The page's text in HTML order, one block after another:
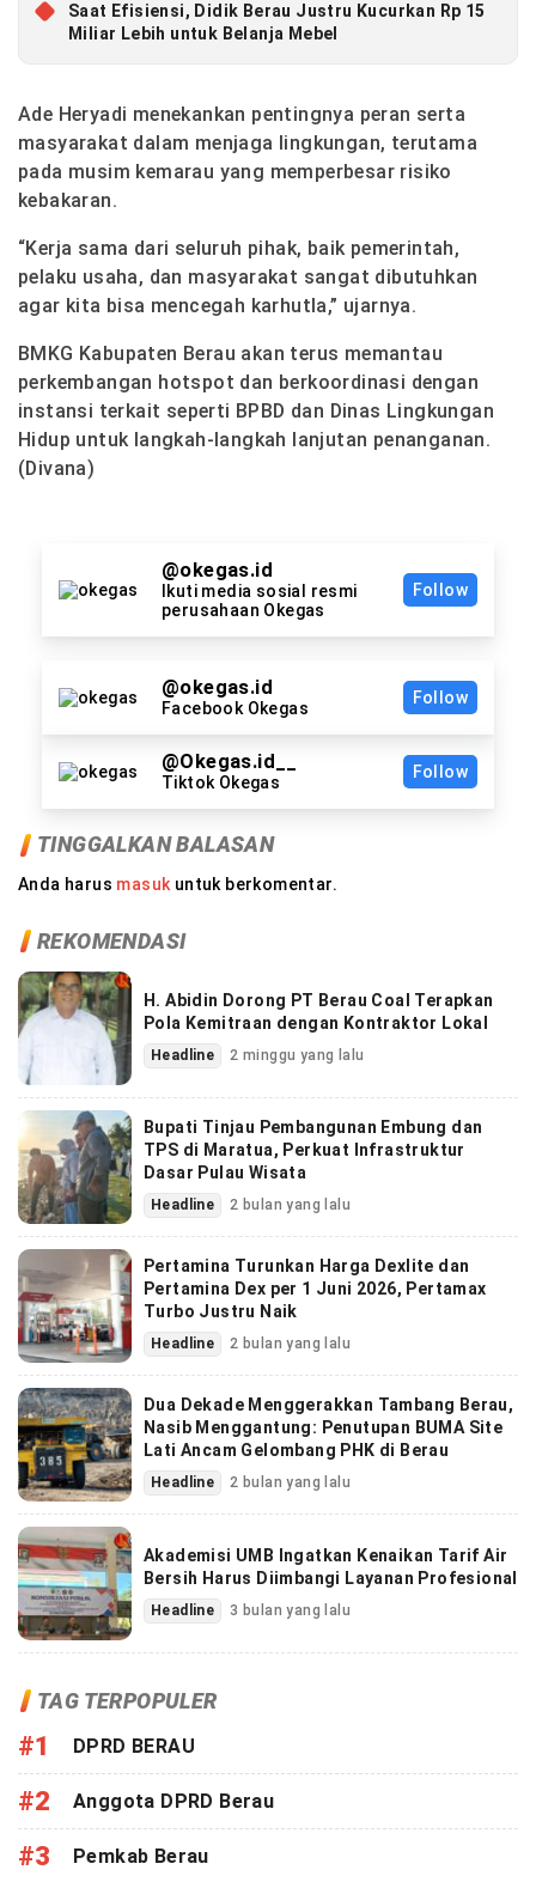
Saat Efisiensi, Didik Berau Justru Kucurkan Rp 15
Miliar Lebih untuk Belanja Mebel
Ade Heryadi menekankan pentingnya peran serta
masyarakat dalam menjaga lingkungan, terutama
pada musim kemarau yang memperbesar risiko
kebakaran.
“Kerja sama dari seluruh pihak, baik pemerintah,
pelaku usaha, dan masyarakat sangat dibutuhkan
agar kita bisa mencegah karhutla,” ujarnya.
BMKG Kabupaten Berau akan terus memantau
perkembangan hotspot dan berkoordinasi dengan
instansi terkait seperti BPBD dan Dinas Lingkungan
Hidup untuk langkah-langkah lanjutan penanganan.
(Divana)
@okegas.id
Ikuti media sosial resmi
perusahaan Okegas
Follow
@okegas.id
Facebook Okegas
Follow
@Okegas.id__
Tiktok Okegas
Follow
TINGGALKAN BALASAN
Anda harus masuk untuk berkomentar.
REKOMENDASI
H. Abidin Dorong PT Berau Coal Terapkan
Pola Kemitraan dengan Kontraktor Lokal
Headline 2 minggu yang lalu
Bupati Tinjau Pembangunan Embung dan
TPS di Maratua, Perkuat Infrastruktur
Dasar Pulau Wisata
Headline 2 bulan yang lalu
Pertamina Turunkan Harga Dexlite dan
Pertamina Dex per 1 Juni 2026, Pertamax
Turbo Justru Naik
Headline 2 bulan yang lalu
Dua Dekade Menggerakkan Tambang Berau,
Nasib Menggantung: Penutupan BUMA Site
Lati Ancam Gelombang PHK di Berau
Headline 2 bulan yang lalu
Akademisi UMB Ingatkan Kenaikan Tarif Air
Bersih Harus Diimbangi Layanan Profesional
Headline 3 bulan yang lalu
TAG TERPOPULER
#1 DPRD BERAU
#2 Anggota DPRD Berau
#3 Pemkab Berau